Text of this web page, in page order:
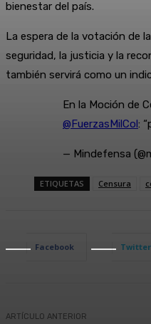
bienestar del país.
La espera de la votación de
seguridad, la justicia y la
también servirá como un
En la Moción de
@FuerzasMilCol:
— Mindefensa
ETIQUETAS Censura
Facebook Twitter
ARTÍCULO ANTERIOR